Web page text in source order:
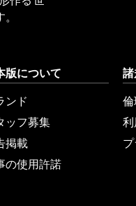
版について
ンド
ッフ募集
掲載
の使用許諾
倫
利